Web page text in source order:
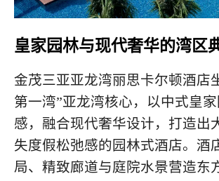
皇家园林与现代奢华的湾区
金茂三亚亚龙湾丽思卡尔顿酒店
第一湾”亚龙湾核心，以中式皇
感，融合现代奢华设计，打造出
失度假松弛感的园林式酒店。酒
局、精致廊道与庭院水景营造东